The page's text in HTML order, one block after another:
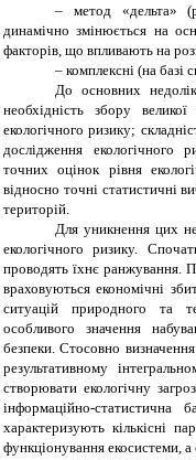
– метод «дельта»
динамічно змінюється на
факторів, що впливають на
– комплексні (на базі
До основних
необхідність збору
екологічного ризику;
дослідження екологічного
точних оцінок рівня
відносно точні статистичні
територій.
Для уникнення цих
екологічного ризику.
проводять їхнє ранжування.
враховуються економічні
ситуацій природного та
особливого значення
безпеки. Стосовно
результативному
створювати екологічну
інформаційно-статистична
характеризують кількісні
функціонування екосистеми, а